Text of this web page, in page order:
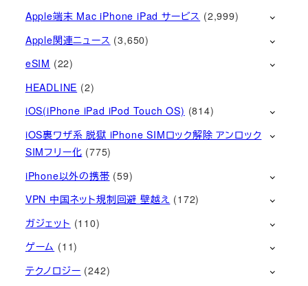
Apple端末 Mac iPhone iPad サービス (2,999)
Apple関連ニュース (3,650)
eSIM (22)
HEADLINE (2)
iOS(iPhone iPad iPod Touch OS) (814)
iOS裏ワザ系 脱獄 iPhone SIMロック解除 アンロック
SIMフリー化 (775)
iPhone以外の携帯 (59)
VPN 中国ネット規制回避 壁越え (172)
ガジェット (110)
ゲーム (11)
テクノロジー (242)